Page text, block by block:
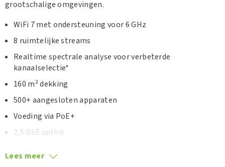
grootschalige omgevingen.
WiFi 7 met ondersteuning voor 6 GHz
8 ruimtelijke streams
Realtime spectrale analyse voor verbeterde
kanaalselectie*
160 m² dekking
500+ aangesloten apparaten
Voeding via PoE+
2,5 GbE uplink
Lees meer